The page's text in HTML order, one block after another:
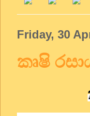
Friday, 30
කෘෂි